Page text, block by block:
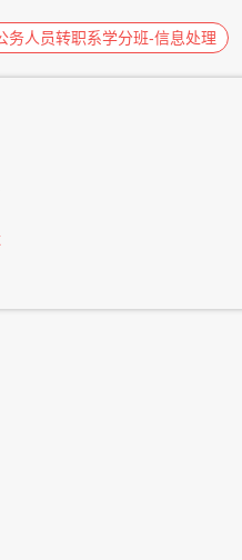
务人员转职系学分班-信息处理